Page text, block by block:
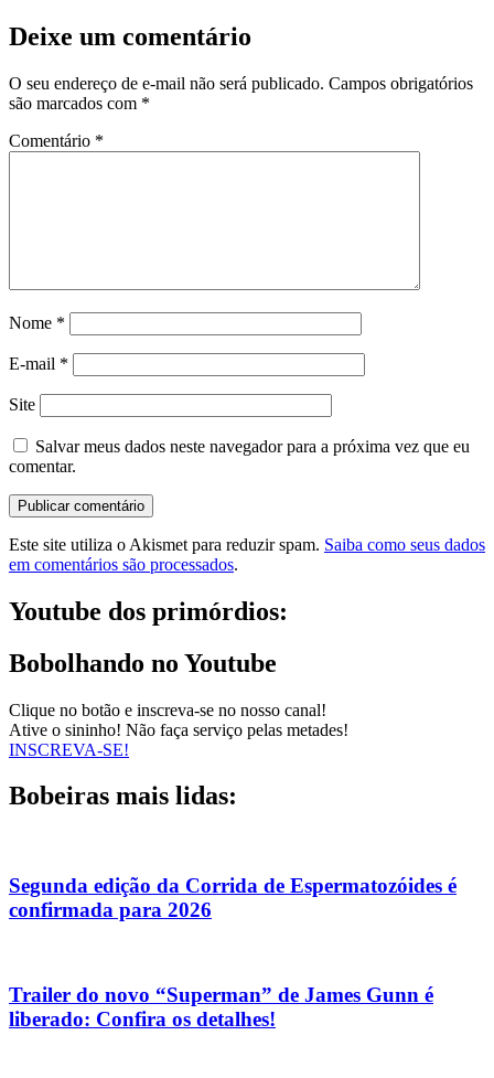
Deixe um comentário
O seu endereço de e-mail não será publicado. Campos obrigatórios
são marcados com *
Comentário *
Nome *
E-mail *
Site
Salvar meus dados neste navegador para a próxima vez que eu
comentar.
Este site utiliza o Akismet para reduzir spam. Saiba como seus dados
em comentários são processados.
Youtube dos primórdios:
Bobolhando no Youtube
Clique no botão e inscreva-se no nosso canal!
Ative o sininho! Não faça serviço pelas metades!
INSCREVA-SE!
Bobeiras mais lidas:
Segunda edição da Corrida de Espermatozóides é
confirmada para 2026
Trailer do novo “Superman” de James Gunn é
liberado: Confira os detalhes!